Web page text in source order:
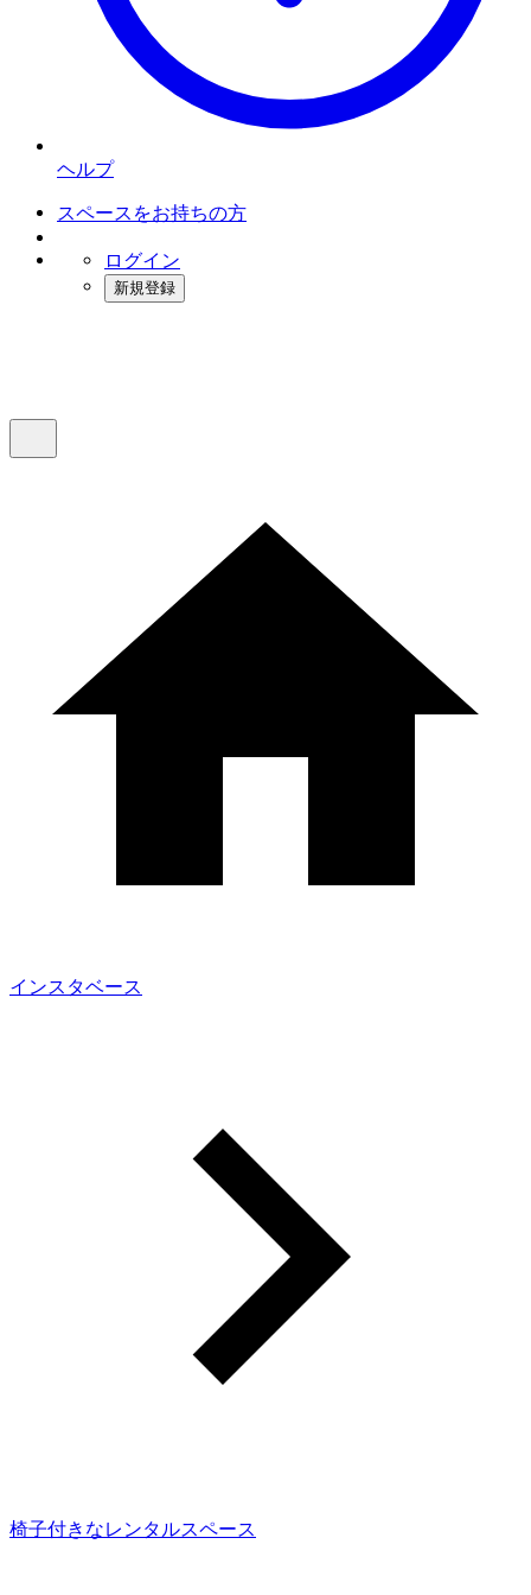
ヘルプ
スペースをお持ちの方
ログイン
新規登録
インスタベース
椅子付きなレンタルスペース